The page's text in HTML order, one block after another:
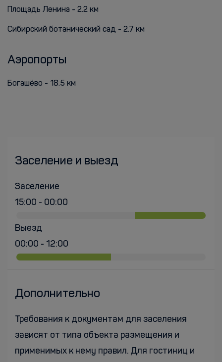
Площадь Ленина - 2.2 км
Сибирский ботанический сад - 2.7 км
Аэропорты
Богашёво - 18.5 км
Заселение и выезд
Заселение
15:00 - 00:00
Выезд
00:00 - 12:00
Дополнительно
Требования к документам для заселения
зависят от типа объекта размещения и
применимых к нему правил. Для гостиниц и